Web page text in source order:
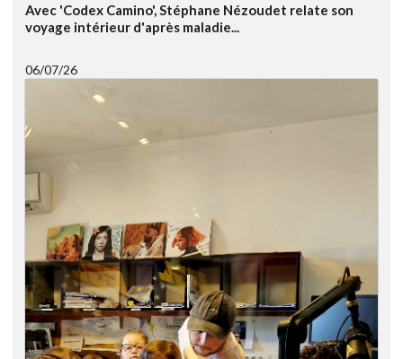
Avec 'Codex Camino', Stéphane Nézoudet relate son
voyage intérieur d'après maladie...
06/07/26